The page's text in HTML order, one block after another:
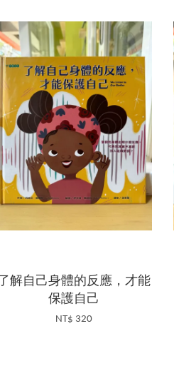
了解自己身體的反應，才能
保護自己
NT$ 320